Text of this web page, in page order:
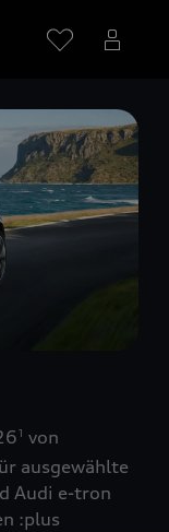
1 von
ausgewählte
Audi e-tron
:plus